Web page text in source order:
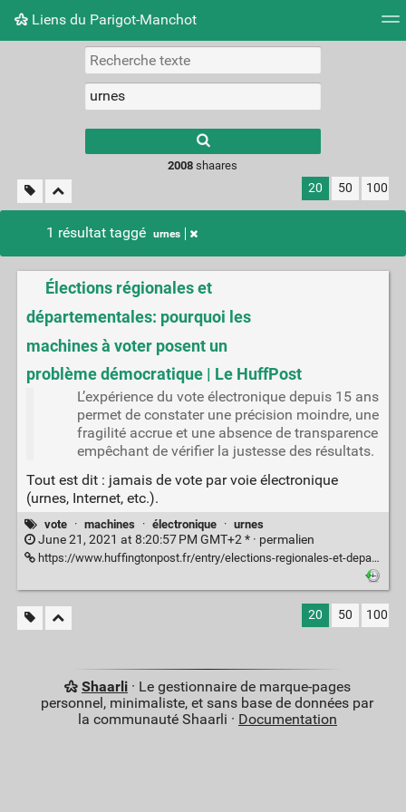
Liens du Parigot-Manchot
Nuage de tags Mur d'images
2008 shaares
20 50 100
1 résultat taggé urnes
Élections régionales et
départementales: pourquoi les
machines à voter posent un
problème démocratique | Le HuffPost
L’expérience du vote électronique depuis 15 ans
permet de constater une précision moindre, une
fragilité accrue et une absence de transparence
empêchant de vérifier la justesse des résultats.
Tout est dit : jamais de vote par voie électronique
(urnes, Internet, etc.).
vote · machines · électronique · urnes
June 21, 2021 at 8:20:57 PM GMT+2 * · permalien
https://www.huffingtonpost.fr/entry/elections-regionales-et-departementales-pourquoi-les-machines-a-voter-posent-un-probleme-democratique_fr_60cb60a5e4b05fb357617c5f
20 50 100
Shaarli· Le gestionnaire de marque-pages
personnel, minimaliste, et sans base de données par
la communauté Shaarli · Documentation